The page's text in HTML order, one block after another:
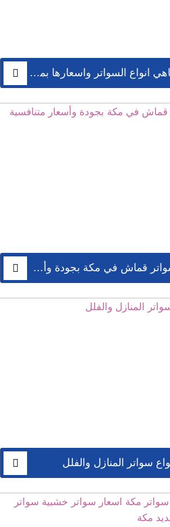
ماهي انواع السواتر واسعارها بمكة
سواتر قماش في مكة بجودة وأسعار متنافسية
سواتر المنازل والفلل